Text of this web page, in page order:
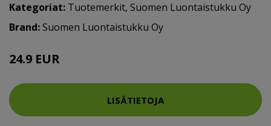
Kategoriat: Tuotemerkit, Suomen Luontaistukku Oy
Brand:Suomen Luontaistukku Oy
24.9 EUR
LISÄTIETOJA